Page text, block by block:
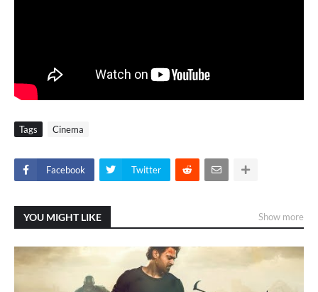
Tags Cinema
Facebook Twitter
YOU MIGHT LIKE Show more